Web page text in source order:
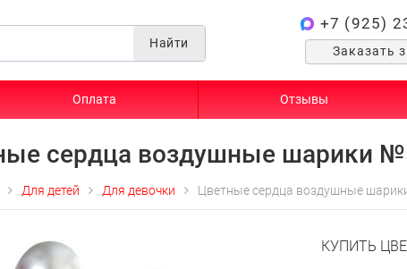
Найти
+7 (925)
Заказать
Оплата Отзывы
сердца воздушные шарики
Для детей Для девочки Цветные сердца воздушные
КУПИТЬ